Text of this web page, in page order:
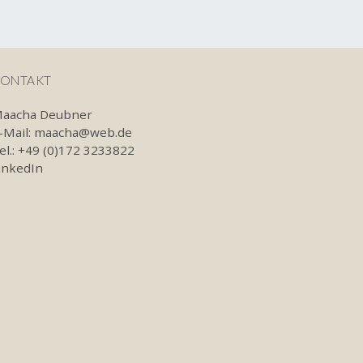
Deubner
Mail: maacha@web.de
+49 (0)172 3233822